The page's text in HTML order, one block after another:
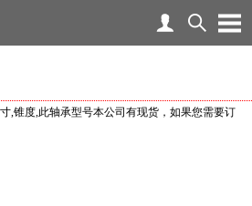
,锥度,此轴承型号本公司有现货，如果您需要订